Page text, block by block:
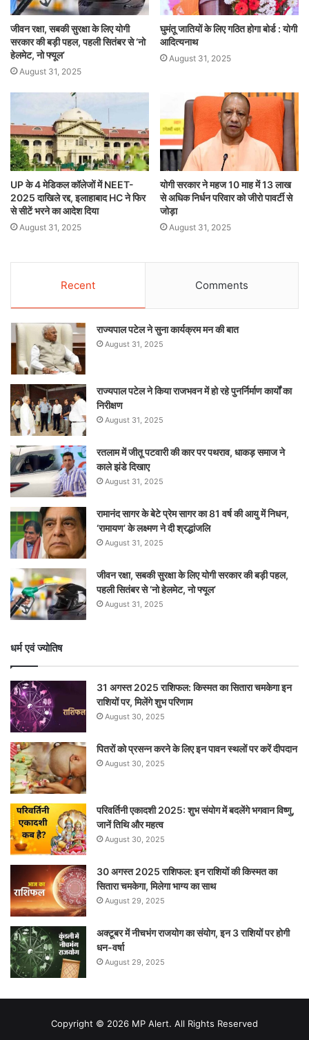
जीवन रक्षा, सबकी सुरक्षा के लिए योगी
सरकार की बड़ी पहल, पहली सितंबर से ‘नो
हेलमेट, नो फ्यूल’
August 31, 2025
घुमंतू जातियों के लिए गठित होगा बोर्ड : योगी
आदित्यनाथ
August 31, 2025
UP के 4 मेडिकल कॉलेजों में NEET-
2025 दाखिले रद्द, इलाहाबाद HC ने फिर
से सीटें भरने का आदेश दिया
August 31, 2025
योगी सरकार ने महज 10 माह में 13 लाख
से अधिक निर्धन परिवार को जीरो पावर्टी से
जोड़ा
August 31, 2025
Recent Comments
राज्यपाल पटेल ने सुना कार्यक्रम मन की बात
August 31, 2025
राज्यपाल पटेल ने किया राजभवन में हो रहे पुनर्निर्माण कार्यों का
निरीक्षण
August 31, 2025
रतलाम में जीतू पटवारी की कार पर पथराव, धाकड़ समाज ने
काले झंडे दिखाए
August 31, 2025
रामानंद सागर के बेटे प्रेम सागर का 81 वर्ष की आयु में निधन,
‘रामायण’ के लक्ष्मण ने दी श्रद्धांजलि
August 31, 2025
जीवन रक्षा, सबकी सुरक्षा के लिए योगी सरकार की बड़ी पहल,
पहली सितंबर से ‘नो हेलमेट, नो फ्यूल’
August 31, 2025
धर्म एवं ज्योतिष
31 अगस्त 2025 राशिफल: किस्मत का सितारा चमकेगा इन
राशियों पर, मिलेंगे शुभ परिणाम
August 30, 2025
पितरों को प्रसन्न करने के लिए इन पावन स्थलों पर करें दीपदान
August 30, 2025
परिवर्तिनी एकादशी 2025: शुभ संयोग में बदलेंगे भगवान विष्णु,
जानें तिथि और महत्व
August 30, 2025
30 अगस्त 2025 राशिफल: इन राशियों की किस्मत का
सितारा चमकेगा, मिलेगा भाग्य का साथ
August 29, 2025
अक्टूबर में नीचभंग राजयोग का संयोग, इन 3 राशियों पर होगी
धन-वर्षा
August 29, 2025
Copyright © 2026 MP Alert. All Rights Reserved